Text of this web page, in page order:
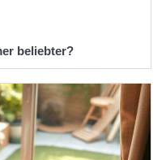
beliebter?